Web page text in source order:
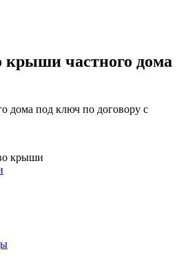
крыши частного дома
дома под ключ по договору с
крыши